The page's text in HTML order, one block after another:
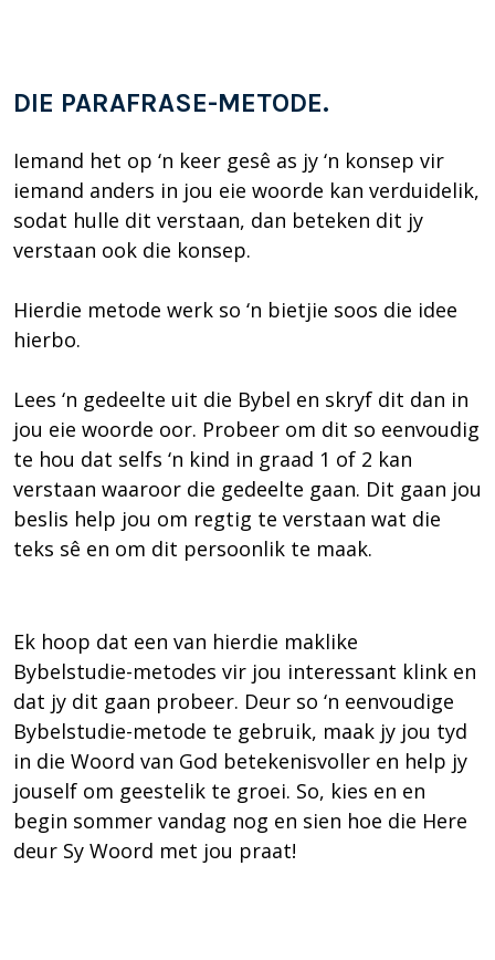
DIE PARAFRASE-METODE.
Iemand het op ‘n keer gesê as jy ‘n konsep vir
iemand anders in jou eie woorde kan verduidelik,
sodat hulle dit verstaan, dan beteken dit jy
verstaan ook die konsep.
Hierdie metode werk so ‘n bietjie soos die idee
hierbo.
Lees ‘n gedeelte uit die Bybel en skryf dit dan in
jou eie woorde oor. Probeer om dit so eenvoudig
te hou dat selfs ‘n kind in graad 1 of 2 kan
verstaan waaroor die gedeelte gaan. Dit gaan jou
beslis help jou om regtig te verstaan wat die
teks sê en om dit persoonlik te maak.
Ek hoop dat een van hierdie maklike
Bybelstudie-metodes vir jou interessant klink en
dat jy dit gaan probeer. Deur so ‘n eenvoudige
Bybelstudie-metode te gebruik, maak jy jou tyd
in die Woord van God betekenisvoller en help jy
jouself om geestelik te groei. So, kies en en
begin sommer vandag nog en sien hoe die Here
deur Sy Woord met jou praat!